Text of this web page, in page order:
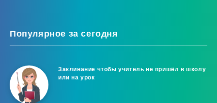
Популярное за сегодня
Заклинание чтобы учитель не пришёл в школу
или на урок